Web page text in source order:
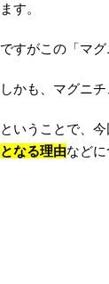
ます。
ですがこの「マ
しかも、マグニ
ということで、今
となる理由などに